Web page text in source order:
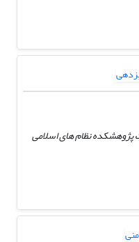
نظام های اسلامی